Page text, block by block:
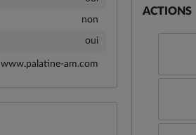
non
oui
www.palatine-am.com
ACTIONS